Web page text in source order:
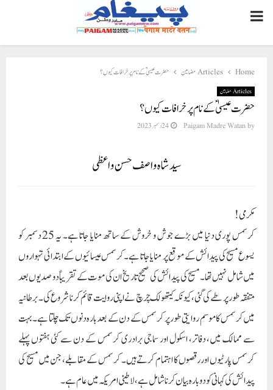
PRIMARY
MENU
Home Articles مضامین حضرت عیسیٰ ؑکے نام پر خرافات کیوں ؟
Articles مضامین
حضرت عیسیٰ ؑکے نام پر خرافات کیوں ؟
by
Paigam Madre Watan 24 دسمبر 2023
سید شاہ واصف حسن واعظی
مکرمی!
کرسمس پوری دنیا میں بڑے جوش و خروش کے ساتھ منایا جاتا ہے۔ یہ 25 دسمبر کو
یسوع مسیح کی پیدائش کے موقع پر منایا جاتا ہے۔کرسمس عیسائیوں کے ابتدائی تہواروں
میں شامل نہیں تھا۔ مسیح کی پیدائش کی صحیح تاریخ ان کی موت کے تقریباً دو صدیوں بعد
متفقہ طور پر طے کی گئی، کیونکہ کیتھولک چرچ نے اپنی روایت قائم کرنا شروع کی۔ برطانیہ
میں کرسمس کا موسم روایتی طور پر کرسمس کے دن کے بعد بارہ دنوں تک چلتا ہے۔ بہت
سے ممالک میں، دفاتر، اسکول اور سماجی برادری کرسمس کے دن سے کئی ہفتوں پہلے
کرسمس پارٹیوں اور رقصوں کا اہتمام کرتے ہیں۔ کرسمس کے مقابلے، جن میں مسیح کی
پیدائش کی کہانی کو دوبارہ بیان کرنا شامل ہے، لاطینی امریکہ میں عام ہے۔